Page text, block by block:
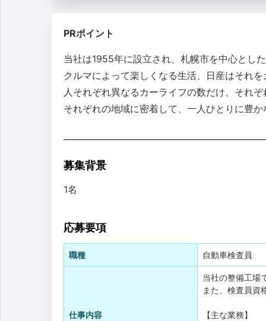
PRポイント
当社は1955年に設立され、札幌市を中心とし
クルマによって楽しくなる生活、日産はそれ
人それぞれ異なるカーライフの数だけ、それ
それぞれの地域に密着して、一人ひとりに豊
募集背景
1名
応募要項
職種 自動車検査員
仕事内容
当社の整備工場
また、検査員資
【主な業務】